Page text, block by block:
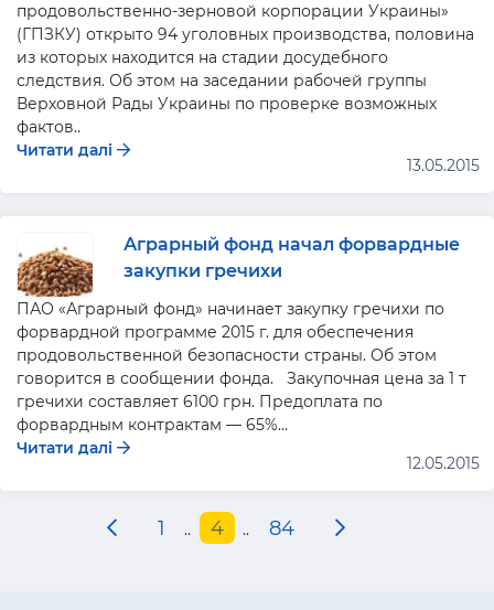
продовольственно-зерновой корпорации Украины»
(ГПЗКУ) открыто 94 уголовных производства, половина
из которых находится на стадии досудебного
следствия. Об этом на заседании рабочей группы
Верховной Рады Украины по проверке возможных
фактов..
Читати далі
13.05.2015
Аграрный фонд начал форвардные
закупки гречихи
ПАО «Аграрный фонд» начинает закупку гречихи по
форвардной программе 2015 г. для обеспечения
продовольственной безопасности страны. Об этом
говорится в сообщении фонда. Закупочная цена за 1 т
гречихи составляет 6100 грн. Предоплата по
форвардным контрактам — 65%...
Читати далі
12.05.2015
1 .. 4 .. 84